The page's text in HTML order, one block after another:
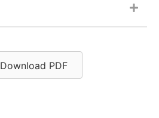
Download PDF